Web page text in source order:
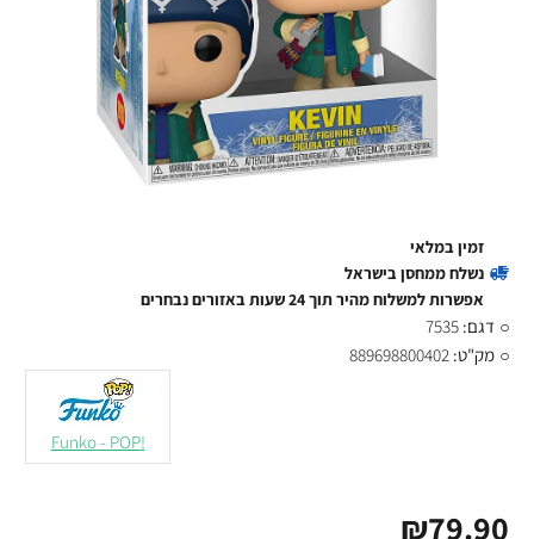
₪79.90
זמין במלאי
נשלח ממחסן בישראל
אפשרות למשלוח מהיר תוך 24 שעות באזורים נבחרים
דגם: 7535
מק"ט: 889698800402
!Funko - POP